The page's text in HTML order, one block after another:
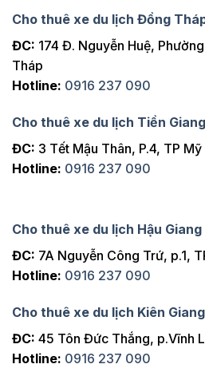
Cho thuê xe du lịch Đồng
ĐC: 174 Đ. Nguyễn Huệ,
Tháp
Hotline: 0916 237 090
Cho thuê xe du lịch Tiền Giang
ĐC: 3 Tết Mậu Thân, P.4, TP
Hotline: 0916 237 090
Cho thuê xe du lịch Hậu Giang
ĐC: 7A Nguyễn Công Trứ, p.1,
Hotline: 0916 237 090
Cho thuê xe du lịch Kiên Giang
ĐC: 45 Tôn Đức Thắng, p.Vĩnh
Hotline: 0916 237 090